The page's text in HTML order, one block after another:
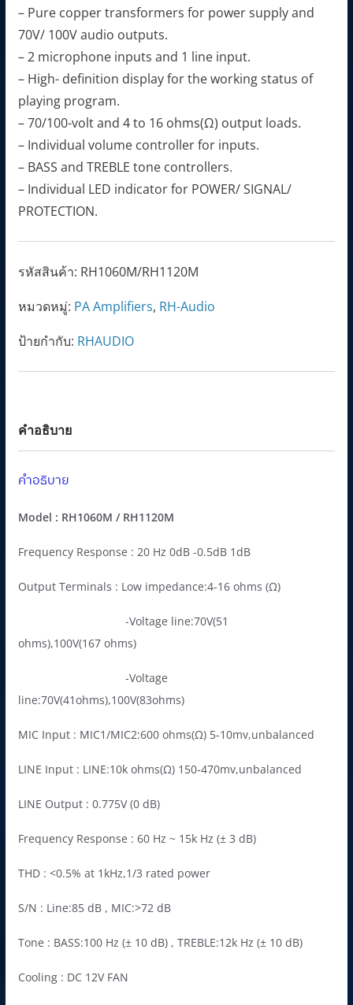
– Pure copper transformers for power supply and
70V/ 100V audio outputs.
– 2 microphone inputs and 1 line input.
– High- definition display for the working status of
playing program.
– 70/100-volt and 4 to 16 ohms(Ω) output loads.
– Individual volume controller for inputs.
– BASS and TREBLE tone controllers.
– Individual LED indicator for POWER/ SIGNAL/
PROTECTION.
รหัสสินค้า: RH1060M/RH1120M
หมวดหมู่: PA Amplifiers, RH-Audio
ป้ายกำกับ: RHAUDIO
คำอธิบาย
คำอธิบาย
Model : RH1060M / RH1120M
Frequency Response : 20 Hz 0dB -0.5dB 1dB
Output Terminals : Low impedance:4-16 ohms (Ω)
-Voltage line:70V(51
ohms),100V(167 ohms)
-Voltage
line:70V(41ohms),100V(83ohms)
MIC Input : MIC1/MIC2:600 ohms(Ω) 5-10mv,unbalanced
LINE Input : LINE:10k ohms(Ω) 150-470mv,unbalanced
LINE Output : 0.775V (0 dB)
Frequency Response : 60 Hz ~ 15k Hz (± 3 dB)
THD : <0.5% at 1kHz,1/3 rated power
S/N : Line:85 dB , MIC:>72 dB
Tone : BASS:100 Hz (± 10 dB) , TREBLE:12k Hz (± 10 dB)
Cooling : DC 12V FAN